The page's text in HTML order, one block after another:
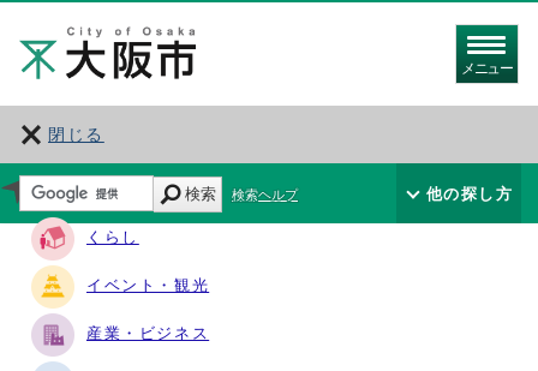
メニュー
閉じる
サイト・ナビ
くらし
イベント・観光
産業・ビジネス
検索 検索ヘルプ 他の探し方